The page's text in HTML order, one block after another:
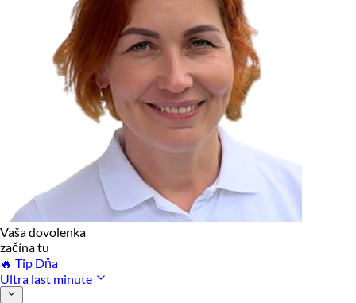
Vaša dovolenka
začína tu
🔥 Tip Dňa
Ultra last minute
Analytické a marketingové cookies
Reklamné úložisko
Reklamné používateľské dáta
Personalizácia reklám
Povoliť vybrané
Odmietnuť